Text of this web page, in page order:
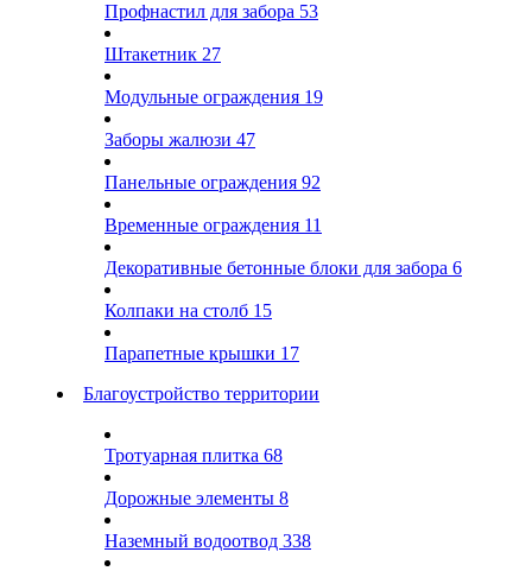
Профнастил для забора 53
Штакетник 27
Модульные ограждения 19
Заборы жалюзи 47
Панельные ограждения 92
Временные ограждения 11
Декоративные бетонные блоки для забора 6
Колпаки на столб 15
Парапетные крышки 17
Благоустройство территории
Тротуарная плитка 68
Дорожные элементы 8
Наземный водоотвод 338